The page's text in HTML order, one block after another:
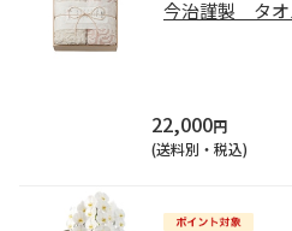
今治謹製 タオ
22,000円
(送料別・税込)